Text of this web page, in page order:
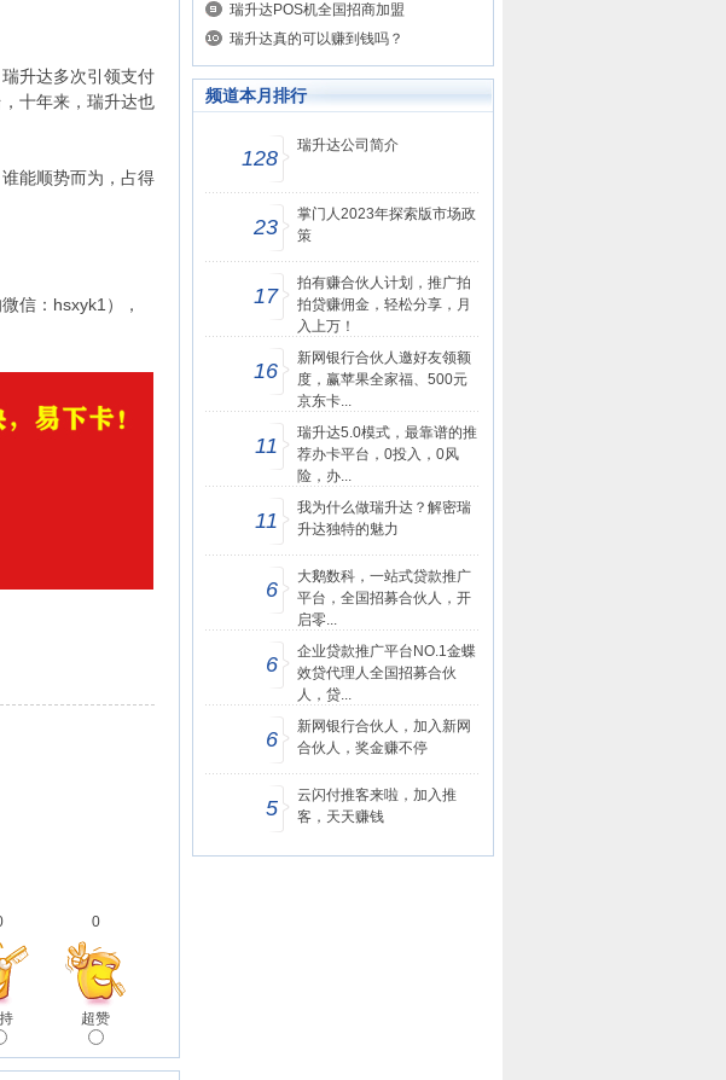
升达多次引领支付
十年来，瑞升达也
能顺势而为，占得
信：hsxyk1），
0
超赞
瑞升达POS机全国招商加盟
瑞升达真的可以赚到钱吗？
频道本月排行
128
瑞升达公司简介
23
掌门人2023年探索版市场政
策
17
拍有赚合伙人计划，推广拍
拍贷赚佣金，轻松分享，月
入上万！
16
新网银行合伙人邀好友领额
度，赢苹果全家福、500元
京东卡...
11
瑞升达5.0模式，最靠谱的推
荐办卡平台，0投入，0风
险，办...
11
我为什么做瑞升达？解密瑞
升达独特的魅力
6
大鹅数科，一站式贷款推广
平台，全国招募合伙人，开
启零...
6
企业贷款推广平台NO.1金蝶
效贷代理人全国招募合伙
人，贷...
6
新网银行合伙人，加入新网
合伙人，奖金赚不停
5
云闪付推客来啦，加入推
客，天天赚钱